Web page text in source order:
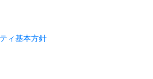
ィ基本方針